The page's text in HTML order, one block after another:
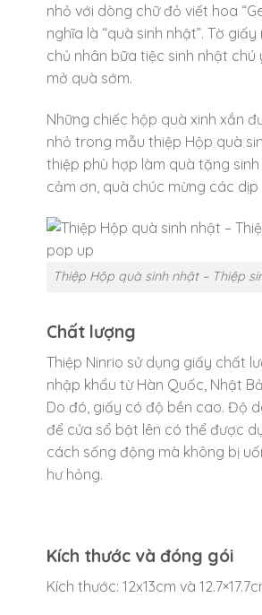
nhỏ với dòng chữ đỏ viết hoa
nghĩa là “quà sinh nhật”. Tờ
chủ nhân bữa tiệc sinh nhật chú
mở quà sớm.
Những chiếc hộp quà xinh xắn
nhỏ trong mẫu thiệp Hộp quà
thiệp phù hợp làm quà tặng
cảm ơn, quà chúc mừng các
Thiệp Hộp quà sinh nhật – Thiệp
Chất lượng
Thiệp Ninrio sử dụng giấy chất
nhập khẩu từ Hàn Quốc, Nhật
Do đó, giấy có độ bền cao. Độ
để cửa sổ bật lên có thể được
cách sống động mà không bị
hư hỏng.
Kích thước và đóng gói
Kích thước: 12x13cm và